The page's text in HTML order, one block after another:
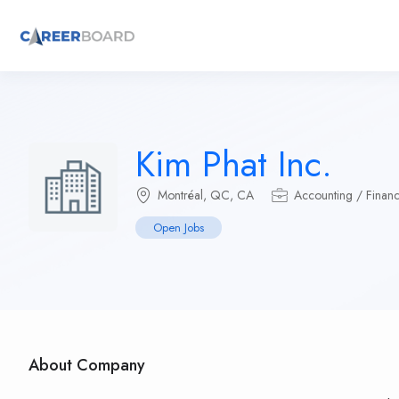
Kim Phat Inc.
Montréal, QC, CA Accounting /
Open Jobs
About Company